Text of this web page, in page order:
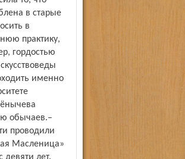
в старые
в
практику,
гордостью
именно
обычаев.–
проводили
Масленица»